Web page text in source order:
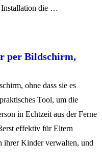
Installation die …
per Bildschirm,
ohne dass sie es
Tool, um die
in Echtzeit aus der Ferne
effektiv für Eltern
ihrer Kinder verwalten, und